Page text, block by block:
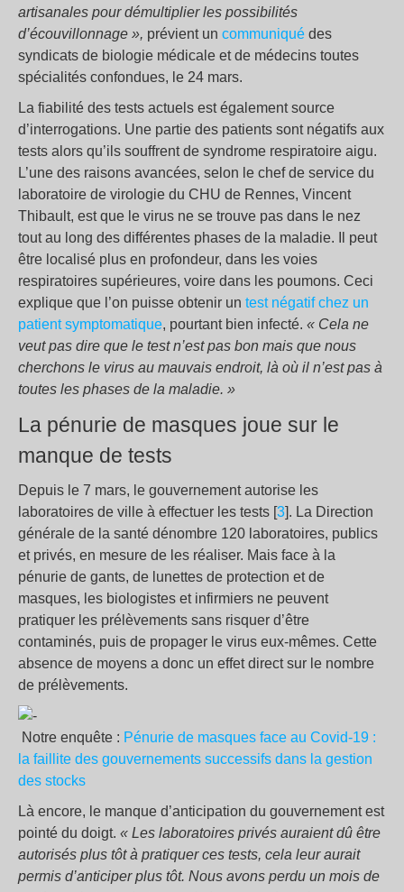
artisanales pour démultiplier les possibilités
d’écouvillonnage », prévient un communiqué des
syndicats de biologie médicale et de médecins toutes
spécialités confondues, le 24 mars.
La fiabilité des tests actuels est également source
d’interrogations. Une partie des patients sont négatifs aux
tests alors qu’ils souffrent de syndrome respiratoire aigu.
L’une des raisons avancées, selon le chef de service du
laboratoire de virologie du CHU de Rennes, Vincent
Thibault, est que le virus ne se trouve pas dans le nez
tout au long des différentes phases de la maladie. Il peut
être localisé plus en profondeur, dans les voies
respiratoires supérieures, voire dans les poumons. Ceci
explique que l’on puisse obtenir un test négatif chez un
patient symptomatique, pourtant bien infecté. « Cela ne
veut pas dire que le test n’est pas bon mais que nous
cherchons le virus au mauvais endroit, là où il n’est pas à
toutes les phases de la maladie. »
La pénurie de masques joue sur le
manque de tests
Depuis le 7 mars, le gouvernement autorise les
laboratoires de ville à effectuer les tests [3]. La Direction
générale de la santé dénombre 120 laboratoires, publics
et privés, en mesure de les réaliser. Mais face à la
pénurie de gants, de lunettes de protection et de
masques, les biologistes et infirmiers ne peuvent
pratiquer les prélèvements sans risquer d’être
contaminés, puis de propager le virus eux-mêmes. Cette
absence de moyens a donc un effet direct sur le nombre
de prélèvements.
Notre enquête : Pénurie de masques face au Covid-19 :
la faillite des gouvernements successifs dans la gestion
des stocks
Là encore, le manque d’anticipation du gouvernement est
pointé du doigt. « Les laboratoires privés auraient dû être
autorisés plus tôt à pratiquer ces tests, cela leur aurait
permis d’anticiper plus tôt. Nous avons perdu un mois de